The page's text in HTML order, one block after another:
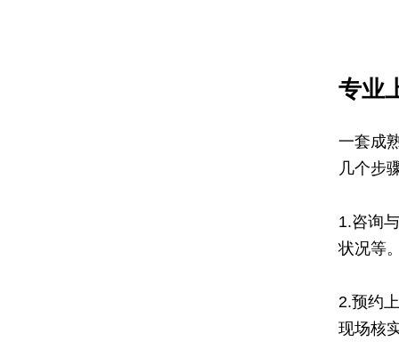
专业
一套成
几个步
1.咨询
状况等
2.预约
现场核